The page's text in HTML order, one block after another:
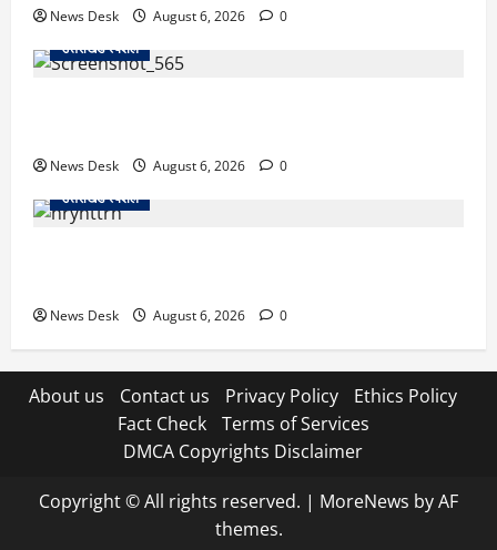
News Desk August 6, 2026
0
उत्तराखंड स्पेशल
News Desk August 6, 2026
0
उत्तराखंड स्पेशल
News Desk August 6, 2026 0
About us Contact us Privacy Policy
Ethics Policy
Fact Check
Terms of Services
DMCA Copyrights Disclaimer
Copyright © All rights reserved. | MoreNews by AF
themes.